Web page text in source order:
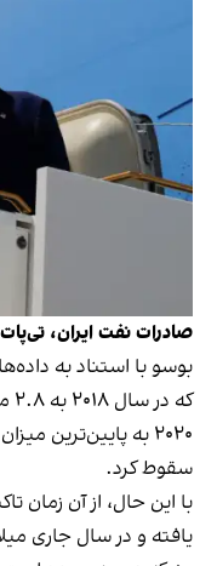
صادرات نفت ایران،
بوسو با استناد به
سقوط کرد.
با این حال، از آن زمان